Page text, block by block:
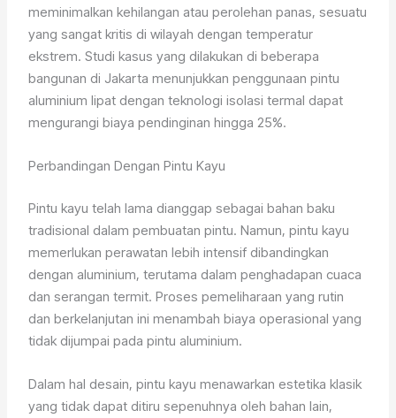
meminimalkan kehilangan atau perolehan panas, sesuatu
yang sangat kritis di wilayah dengan temperatur
ekstrem. Studi kasus yang dilakukan di beberapa
bangunan di Jakarta menunjukkan penggunaan pintu
aluminium lipat dengan teknologi isolasi termal dapat
mengurangi biaya pendinginan hingga 25%.
Perbandingan Dengan Pintu Kayu
Pintu kayu telah lama dianggap sebagai bahan baku
tradisional dalam pembuatan pintu. Namun, pintu kayu
memerlukan perawatan lebih intensif dibandingkan
dengan aluminium, terutama dalam penghadapan cuaca
dan serangan termit. Proses pemeliharaan yang rutin
dan berkelanjutan ini menambah biaya operasional yang
tidak dijumpai pada pintu aluminium.
Dalam hal desain, pintu kayu menawarkan estetika klasik
yang tidak dapat ditiru sepenuhnya oleh bahan lain,